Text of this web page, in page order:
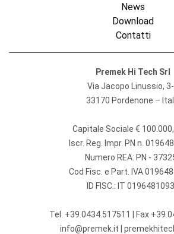
News
Download
Contatti
Premek Hi Tech Srl
Via Jacopo Linussio,
33170 Pordenone –
Capitale Sociale €
Iscr. Reg. Impr. PN n.
Numero REA: PN -
Cod Fisc. e Part. IVA
ID FISC.: IT
Tel. +39.0434.517511
| Fax
info@premek.it